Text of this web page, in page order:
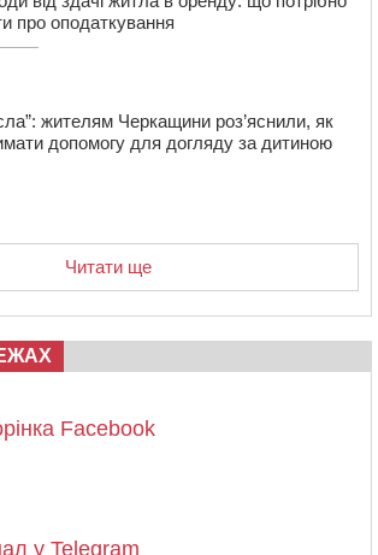
про оподаткування
жителям Черкащини роз’яснили, як
допомогу для догляду за дитиною
Читати ще
Facebook
у Telegram